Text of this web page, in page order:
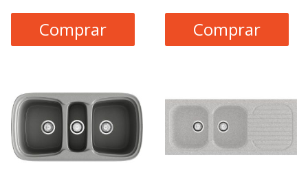
Comprar
Comprar